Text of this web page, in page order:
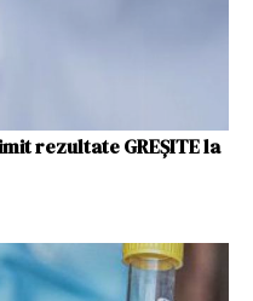
rezultate GREȘITE la